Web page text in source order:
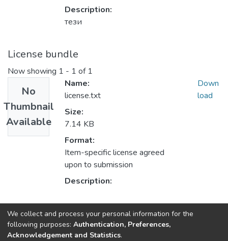
Description:
тези
License bundle
Now showing 1 - 1 of 1
No
Thumbnail
Available
Name:
license.txt
Size:
7.14 KB
Format:
Item-specific license agreed
upon to submission
Description:
Down
load
Collections
Кафедра агробіології та біохімії
We collect and process your personal information for the
following purposes: Authentication, Preferences,
Acknowledgement and Statistics.